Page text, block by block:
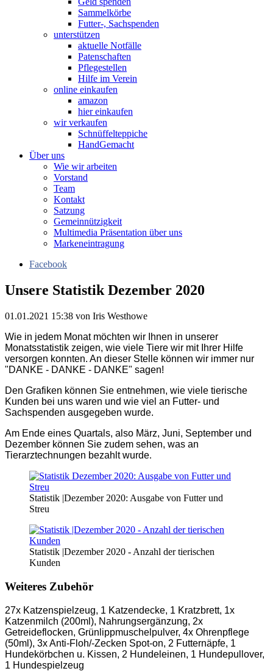
Sammelkörbe
Futter-, Sachspenden
unterstützen
aktuelle Notfälle
Patenschaften
Pflegestellen
Hilfe im Verein
online einkaufen
amazon
hier einkaufen
wir verkaufen
Schnüffelteppiche
HandGemacht
Über uns
Wie wir arbeiten
Vorstand
Team
Kontakt
Satzung
Gemeinnützigkeit
Multimedia Präsentation über uns
Markeneintragung
Facebook
Unsere Statistik Dezember 2020
01.01.2021 15:38 von Iris Westhowe
Wie in jedem Monat möchten wir Ihnen in unserer
Monatsstatistik zeigen, wie viele Tiere wir mit Ihrer Hilfe
versorgen konnten. An dieser Stelle können wir immer nur
"DANKE - DANKE - DANKE" sagen!
Den Grafiken können Sie entnehmen, wie viele tierische
Kunden bei uns waren und wie viel an Futter- und
Sachspenden ausgegeben wurde.
Am Ende eines Quartals, also März, Juni, September und
Dezember können Sie zudem sehen, was an
Tierarztechnungen bezahlt wurde.
Statistik |Dezember 2020: Ausgabe von Futter und
Streu
Statistik |Dezember 2020 - Anzahl der tierischen
Kunden
Weiteres Zubehör
27x Katzenspielzeug, 1 Katzendecke, 1 Kratzbrett, 1x
Katzenmilch (200ml), Nahrungsergänzung, 2x
Getreideflocken, Grünlippmuschelpulver, 4x Ohrenpflege
(50ml), 3x Anti-Floh/-Zecken Spot-on, 2 Futternäpfe, 1
Hundekörbchen u. Kissen, 2 Hundeleinen, 1 Hundepullover,
1 Hundespielzeug